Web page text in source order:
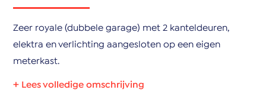
Zeer royale (dubbele garage) met 2 kanteldeuren,
elektra en verlichting aangesloten op een eigen
meterkast.